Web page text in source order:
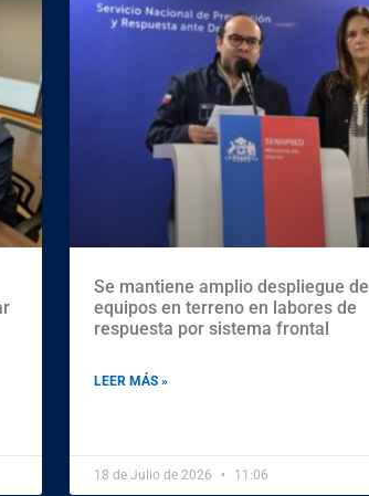
Se mantiene amplio despliegue de
equipos en terreno en labores de
respuesta por sistema frontal
LEER MÁS »
18 de Julio de 2026 11:06